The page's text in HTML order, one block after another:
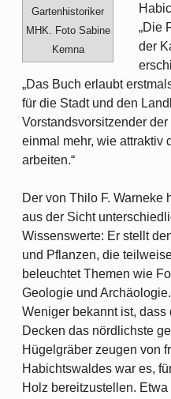
Gartenhistoriker
MHK. Foto Sabine
Kemna
„Die
der
„Das Buch erlaubt
für die Stadt und den
Vorstandsvorsitzender
einmal mehr, wie attraktiv
arbeiten.“
Der von Thilo F.
aus der Sicht
Wissenswerte: Er stellt
und Pflanzen, die
beleuchtet Themen wie
Geologie und Archäologie.
Weniger bekannt ist,
Decken das nördlichste
Hügelgräber zeugen von
Habichtswaldes war es,
Holz bereitzustellen.